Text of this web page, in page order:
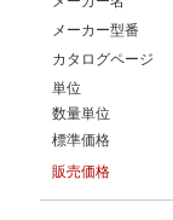
メーカー型番
カタログページ
単位
数量単位
標準価格
販売価格